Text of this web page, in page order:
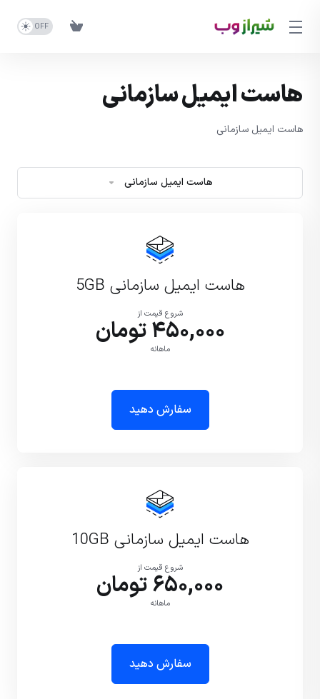
هاست ایمیل سازمانی
هاست ایمیل سازمانی
هاست ایمیل سازمانی
هاست ایمیل سازمانی 5GB
شروع قیمت از
450,000 تومان
ماهانه
سفارش دهید
هاست ایمیل سازمانی 10GB
شروع قیمت از
650,000 تومان
ماهانه
سفارش دهید